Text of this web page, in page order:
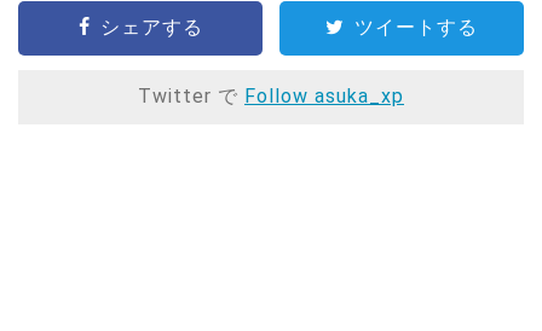
シェアする ツイートする
Twitter で Follow asuka_xp